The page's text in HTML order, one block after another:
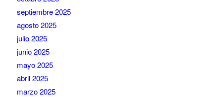
septiembre 2025
agosto 2025
julio 2025
junio 2025
mayo 2025
abril 2025
marzo 2025